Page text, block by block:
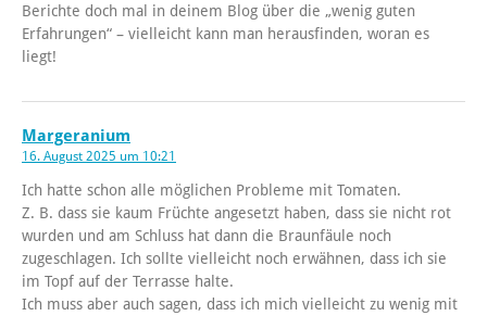
Berichte doch mal in deinem Blog über die „wenig guten
Erfahrungen“ – vielleicht kann man herausfinden, woran es
liegt!
Margeranium
16. August 2025 um 10:21
Ich hatte schon alle möglichen Probleme mit Tomaten.
Z. B. dass sie kaum Früchte angesetzt haben, dass sie nicht rot
wurden und am Schluss hat dann die Braunfäule noch
zugeschlagen. Ich sollte vielleicht noch erwähnen, dass ich sie
im Topf auf der Terrasse halte.
Ich muss aber auch sagen, dass ich mich vielleicht zu wenig mit